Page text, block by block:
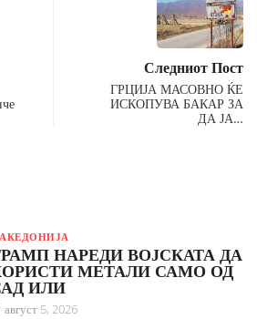
Следниот Пост
ГРЦИЈА МАСОВНО ЌЕ
ИСКОПУВА БАКАР ЗА
ДА ЈА…
НАРЕДИ ВОЈСКАТА ДА
МЕТАЛИ САМО ОД
ИЛИ
август 5, 2026